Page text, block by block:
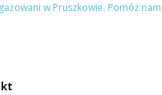
w Pruszkowie. Pomóż